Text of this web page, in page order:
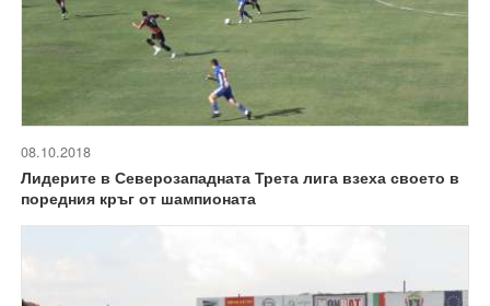
08.10.2018
Лидерите в Северозападната Трета лига взеха своето в
поредния кръг от шампионата